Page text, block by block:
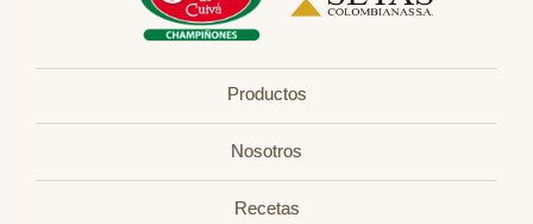
Productos
Nosotros
Recetas